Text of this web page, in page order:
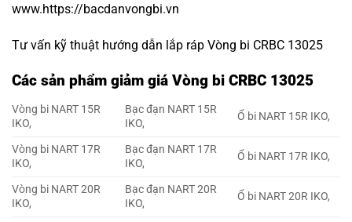
www.https://bacdanvongbi.vn
Tư vấn kỹ thuật hướng dẫn lắp ráp Vòng bi CRBC 13025
Các sản phẩm giảm giá Vòng bi CRBC 13025
Vòng bi NART 15R
IKO,
Bạc đạn NART 15R
IKO,
Ổ bi NART 15R IKO,
Vòng bi NART 17R
IKO,
Bạc đạn NART 17R
IKO,
Ổ bi NART 17R IKO,
Vòng bi NART 20R
IKO,
Bạc đạn NART 20R
IKO,
Ổ bi NART 20R IKO,